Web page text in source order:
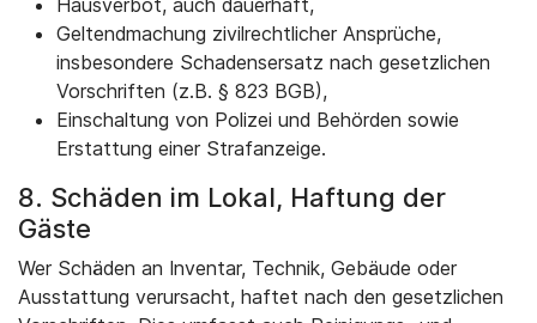
Hausverbot, auch dauerhaft,
Geltendmachung zivilrechtlicher Ansprüche,
insbesondere Schadensersatz nach gesetzlichen
Vorschriften (z.B. § 823 BGB),
Einschaltung von Polizei und Behörden sowie
Erstattung einer Strafanzeige.
8. Schäden im Lokal, Haftung der
Gäste
Wer Schäden an Inventar, Technik, Gebäude oder
Ausstattung verursacht, haftet nach den gesetzlichen